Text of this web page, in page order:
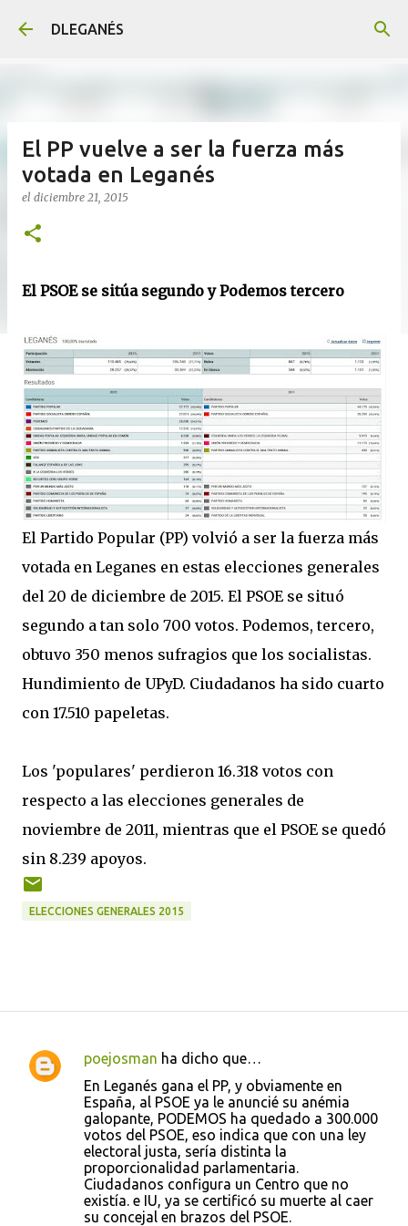
DLEGANÉS
El PP vuelve a ser la fuerza más
votada en Leganés
el diciembre 21, 2015
El PSOE se sitúa segundo y Podemos tercero
El Partido Popular (PP) volvió a ser la fuerza más
votada en Leganes en estas elecciones generales
del 20 de diciembre de 2015. El PSOE se situó
segundo a tan solo 700 votos. Podemos, tercero,
obtuvo 350 menos sufragios que los socialistas.
Hundimiento de UPyD. Ciudadanos ha sido cuarto
con 17.510 papeletas.
Los 'populares' perdieron 16.318 votos con
respecto a las elecciones generales de
noviembre de 2011, mientras que el PSOE se quedó
sin 8.239 apoyos.
ELECCIONES GENERALES 2015
C
poejosman ha dicho que…
En Leganés gana el PP, y obviamente en
España, al PSOE ya le anuncié su anémia
galopante, PODEMOS ha quedado a 300.000
votos del PSOE, eso indica que con una ley
electoral justa, sería distinta la
proporcionalidad parlamentaria.
Ciudadanos configura un Centro que no
existía. e IU, ya se certificó su muerte al caer
su concejal en brazos del PSOE.